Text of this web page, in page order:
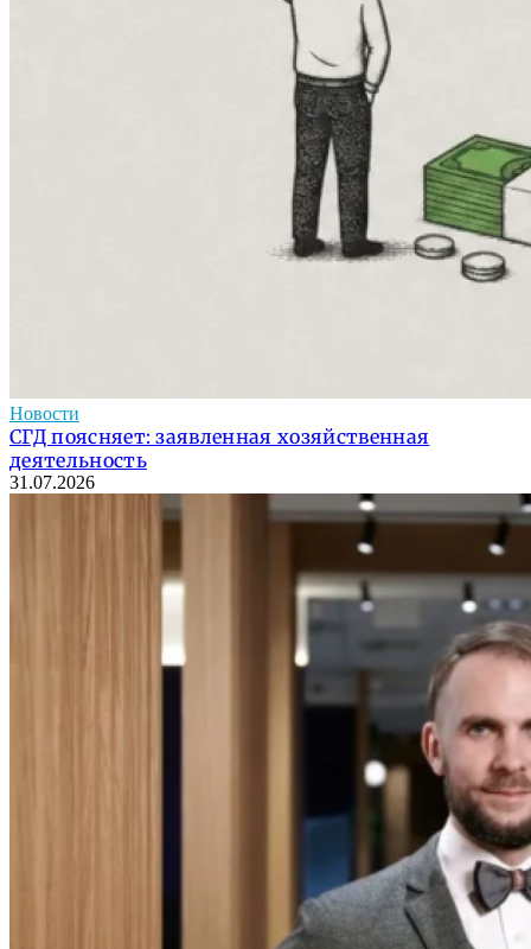
Новости
СГД поясняет: заявленная хозяйственная
деятельность
31.07.2026